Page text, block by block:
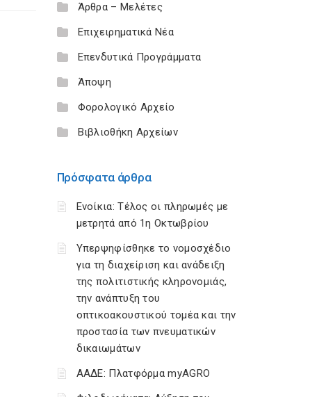
Άρθρα – Μελέτες
Επιχειρηματικά Νέα
Επενδυτικά Προγράμματα
Άποψη
Φορολογικό Αρχείο
Βιβλιοθήκη Αρχείων
Πρόσφατα άρθρα
Ενοίκια: Τέλος οι πληρωμές με
μετρητά από 1η Οκτωβρίου
Υπερψηφίσθηκε το νομοσχέδιο
για τη διαχείριση και ανάδειξη
της πολιτιστικής κληρονομιάς,
την ανάπτυξη του
οπτικοακουστικού τομέα και την
προστασία των πνευματικών
δικαιωμάτων
ΑΑΔΕ: Πλατφόρμα myAGRO